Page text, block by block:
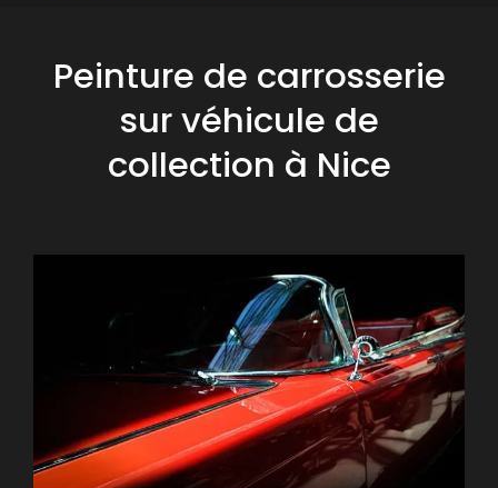
Peinture de carrosserie
sur véhicule de
collection à Nice